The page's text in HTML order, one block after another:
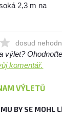
2,3 m na
dosud
výlet?
komentář.
VÝLETŮ
BY SE MOHL